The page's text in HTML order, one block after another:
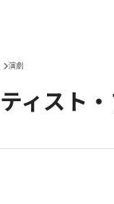
演劇
ィスト